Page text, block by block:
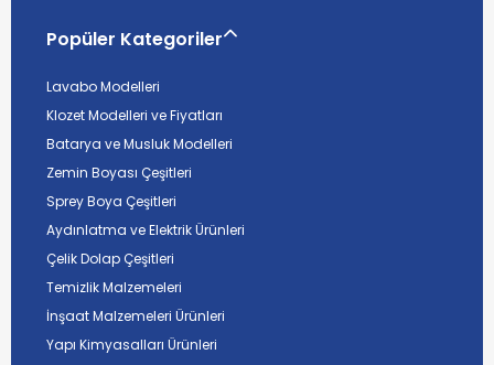
Popüler Kategoriler
Lavabo Modelleri
Klozet Modelleri ve Fiyatları
Batarya ve Musluk Modelleri
Zemin Boyası Çeşitleri
Sprey Boya Çeşitleri
Aydınlatma ve Elektrik Ürünleri
Çelik Dolap Çeşitleri
Temizlik Malzemeleri
İnşaat Malzemeleri Ürünleri
Yapı Kimyasalları Ürünleri